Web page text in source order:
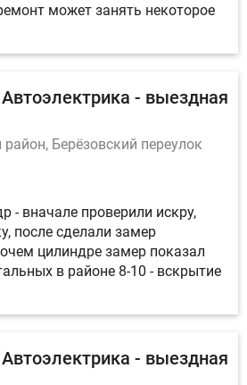
может занять некоторое
- выездная
Берёзовский переулок
- вначале проверили искру,
после сделали замер
цилиндре замер показал
в районе 8-10 - вскрытие
- выездная